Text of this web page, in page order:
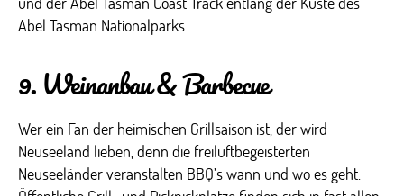
Abel Tasman Nationalparks.
9. Weinanbau & Barbecue
Wer ein Fan der heimischen Grillsaison ist, der wird
Neuseeland lieben, denn die freiluftbegeisterten
Neuseeländer veranstalten BBQ’s wann und wo es geht.